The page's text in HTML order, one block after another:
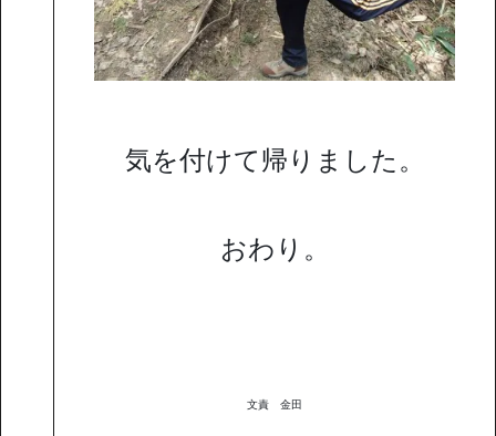
気を付けて帰りました。
おわり。
文責 金田